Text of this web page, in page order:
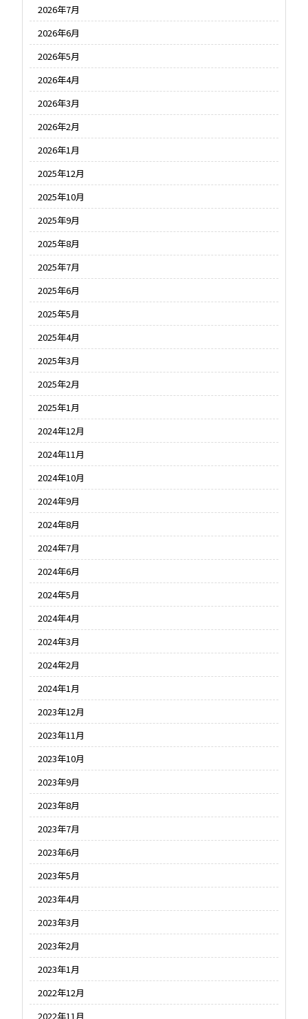
2026年7月
2026年6月
2026年5月
2026年4月
2026年3月
2026年2月
2026年1月
2025年12月
2025年10月
2025年9月
2025年8月
2025年7月
2025年6月
2025年5月
2025年4月
2025年3月
2025年2月
2025年1月
2024年12月
2024年11月
2024年10月
2024年9月
2024年8月
2024年7月
2024年6月
2024年5月
2024年4月
2024年3月
2024年2月
2024年1月
2023年12月
2023年11月
2023年10月
2023年9月
2023年8月
2023年7月
2023年6月
2023年5月
2023年4月
2023年3月
2023年2月
2023年1月
2022年12月
2022年11月